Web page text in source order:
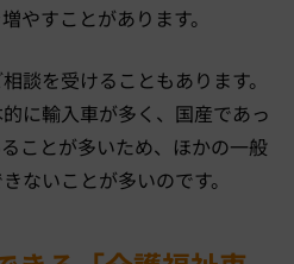
やすことがあります。
談を受けることもあります。
に輸入車が多く、国産であっ
ことが多いため、ほかの一般
ないことが多いのです。